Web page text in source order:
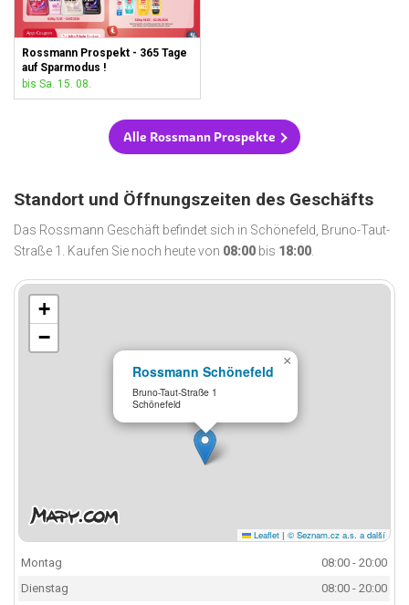
Rossmann Prospekt - 365 Tage
auf Sparmodus !
bis Sa. 15. 08.
Alle Rossmann Prospekte
Standort und Öffnungszeiten des Geschäfts
Das Rossmann Geschäft befindet sich in Schönefeld, Bruno-Taut-
Straße 1. Kaufen Sie noch heute von 08:00 bis 18:00
Rossmann Schönefeld
Bruno-Taut-Straße 1
Schönefeld
×
+
−
Leaflet | © Seznam.cz a.s. a další
Montag
08:00 - 20:00
Dienstag
08:00 - 20:00